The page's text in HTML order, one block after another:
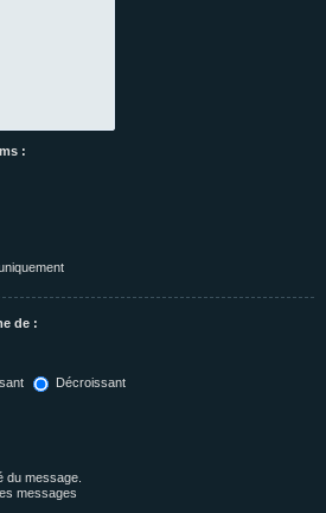
:
de :
Décroissant
du message.
messages